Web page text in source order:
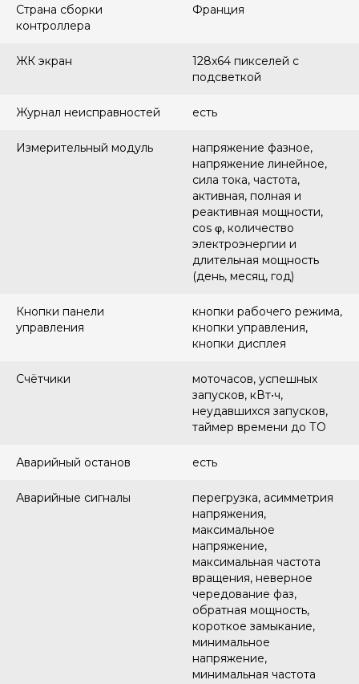
Страна сборки
контроллера
Франция
ЖК экран
128x64 пикселей с
подсветкой
Журнал неисправностей есть
Измерительный модуль
напряжение фазное,
напряжение линейное,
сила тока, частота,
активная, полная и
реактивная мощности,
cos φ, количество
электроэнергии и
длительная мощность
(день, месяц, год)
Кнопки панели
управления
кнопки рабочего режима,
кнопки управления,
кнопки дисплея
Счётчики
моточасов, успешных
запусков, кВт•ч,
неудавшихся запусков,
таймер времени до ТО
Аварийный останов есть
Аварийные сигналы
перегрузка, асимметрия
напряжения,
максимальное
напряжение,
максимальная частота
вращения, неверное
чередование фаз,
обратная мощность,
короткое замыкание,
минимальное
напряжение,
минимальная частота